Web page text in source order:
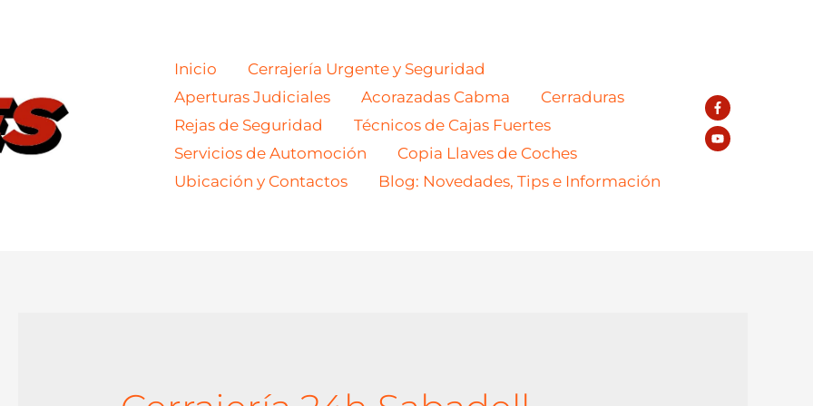
Inicio
Cerrajería Urgente y Seguridad
Aperturas Judiciales
Acorazadas Cabma
Cerraduras
Rejas de Seguridad
Técnicos de Cajas Fuertes
Servicios de Automoción
Copia Llaves de Coches
Ubicación y Contactos
Blog: Novedades, Tips e Información